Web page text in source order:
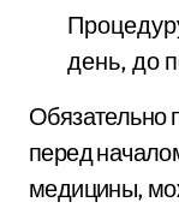
день, до
Обязательно
перед
медицины,